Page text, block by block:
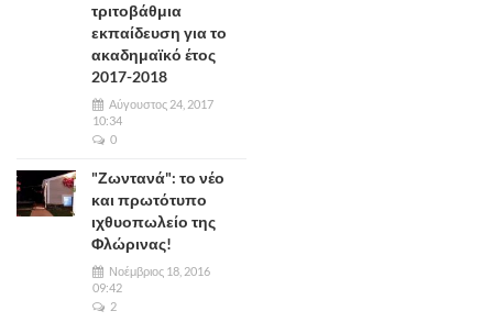
τριτοβάθμια
εκπαίδευση για το
ακαδημαϊκό έτος
2017-2018
Αύγουστος 24, 2017
10:34
0
"Ζωντανά": το νέο
και πρωτότυπο
ιχθυοπωλείο της
Φλώρινας!
Νοέμβριος 18, 2016
09:42
2